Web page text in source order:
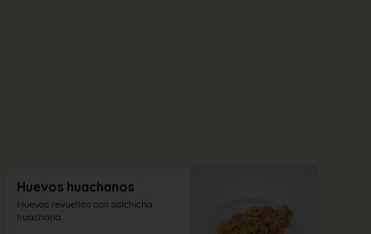
Huevos huachanos
Huevos revueltos con salchicha
huachana.